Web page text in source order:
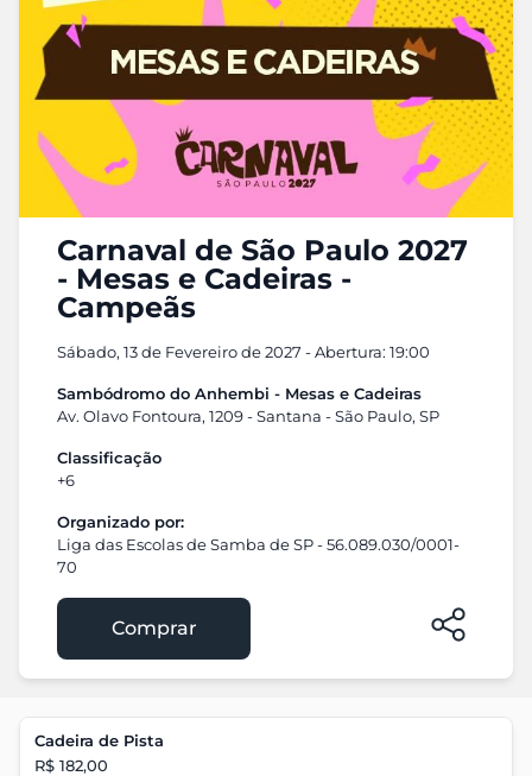
Carnaval de São Paulo 2027
- Mesas e Cadeiras -
Campeãs
Sábado, 13 de Fevereiro de 2027 - Abertura: 19:00
Sambódromo do Anhembi - Mesas e Cadeiras
Av. Olavo Fontoura, 1209 - Santana - São Paulo, SP
Classificação
+6
Organizado por:
Liga das Escolas de Samba de SP - 56.089.030/0001-
70
Comprar
Cadeira de Pista
R$ 182,00